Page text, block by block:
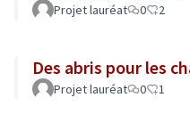
Projet lauréat 0 2
Des abris pour les
Projet lauréat 0 1